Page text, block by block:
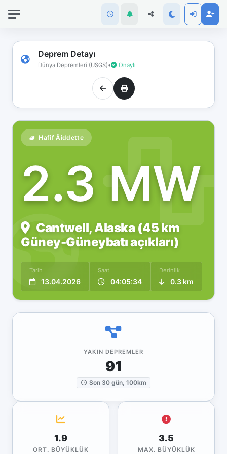
Deprem Detayı
Dünya Depremleri (USGS)• Onaylı
Hafif Åiddette
2.3 MW
Cantwell, Alaska (45 km
Güney-Güneybatı açıkları)
Tarih
13.04.2026
Saat
04:05:34
Derinlik
0.3 km
YAKIN DEPREMLER
91
Son 30 gün, 100km
1.9
ORT. BÜYÜKLÜK
3.5
MAX. BÜYÜKLÜK
bağlantınız
koptu!
Çevrimdışı
moddasınız.